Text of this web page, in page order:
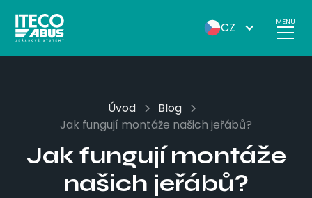
CZ MENU
Úvod
Blog
Jak fungují montáže našich jeřábů?
Jak fungují montáže
našich jeřábů?